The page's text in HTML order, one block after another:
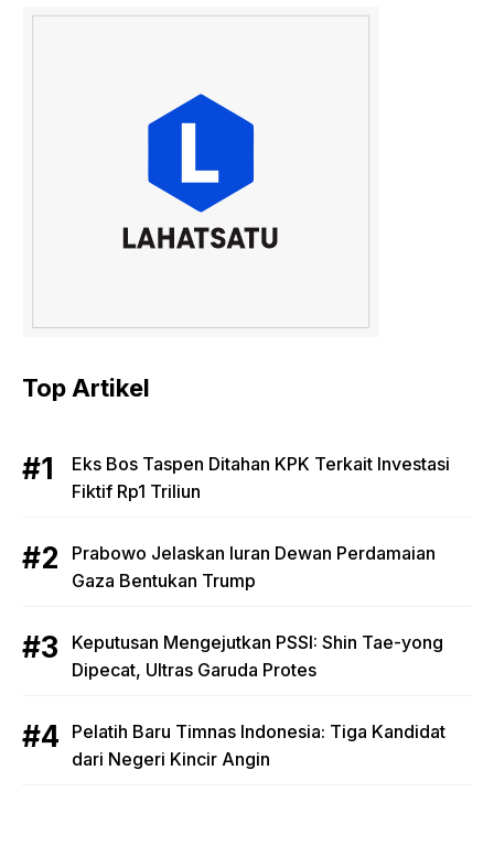
Top Artikel
Eks Bos Taspen Ditahan KPK Terkait Investasi
Fiktif Rp1 Triliun
Prabowo Jelaskan Iuran Dewan Perdamaian
Gaza Bentukan Trump
Keputusan Mengejutkan PSSI: Shin Tae-yong
Dipecat, Ultras Garuda Protes
Pelatih Baru Timnas Indonesia: Tiga Kandidat
dari Negeri Kincir Angin